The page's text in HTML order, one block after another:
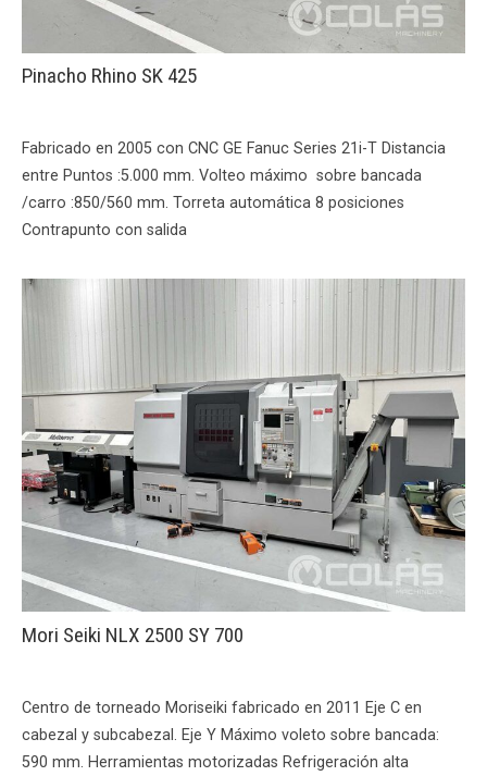
Pinacho Rhino SK 425
Fabricado en 2005 con CNC GE Fanuc Series 21i-T Distancia
entre Puntos :5.000 mm. Volteo máximo sobre bancada
/carro :850/560 mm. Torreta automática 8 posiciones
Contrapunto con salida
Mori Seiki NLX 2500 SY 700
Centro de torneado Moriseiki fabricado en 2011 Eje C en
cabezal y subcabezal. Eje Y Máximo voleto sobre bancada:
590 mm. Herramientas motorizadas Refrigeración alta